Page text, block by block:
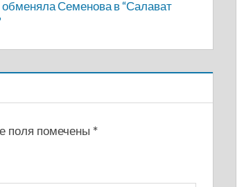
обменяла Семенова в “Салават
поля помечены *